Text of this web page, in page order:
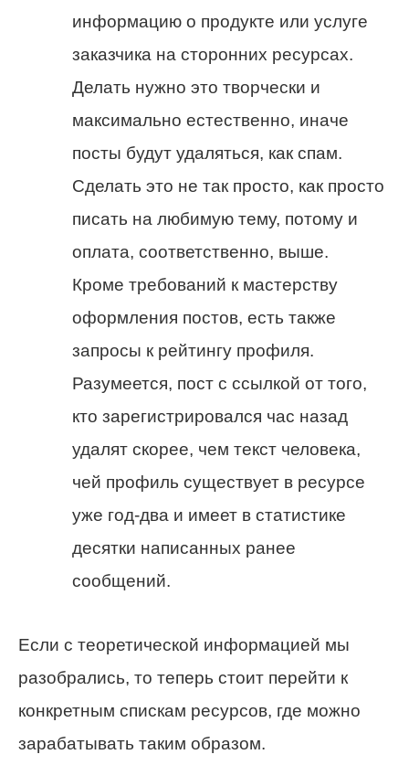
информацию о продукте или услуге
заказчика на сторонних ресурсах.
Делать нужно это творчески и
максимально естественно, иначе
посты будут удаляться, как спам.
Сделать это не так просто, как просто
писать на любимую тему, потому и
оплата, соответственно, выше.
Кроме требований к мастерству
оформления постов, есть также
запросы к рейтингу профиля.
Разумеется, пост с ссылкой от того,
кто зарегистрировался час назад
удалят скорее, чем текст человека,
чей профиль существует в ресурсе
уже год-два и имеет в статистике
десятки написанных ранее
сообщений.
Если с теоретической информацией мы
разобрались, то теперь стоит перейти к
конкретным спискам ресурсов, где можно
зарабатывать таким образом.